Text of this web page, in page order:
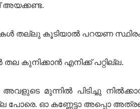
അയക്കണ്ട.
തല്ലു കൂടിയാൽ പറയണ
കുനിക്കാൻ എനിക്ക് പറ്റില്ല.
അവളുടെ മുന്നിൽ പിടിച്ചു
പോരെ. ഓ കണ്ണേട്ടാ അപ്പൊ